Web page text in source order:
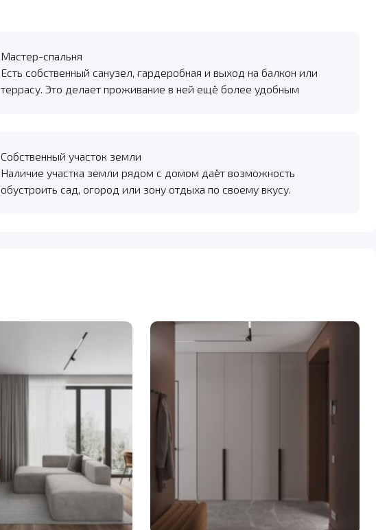
Мастер-спальня
Есть собственный санузел, гардеробная и выход на балкон или
террасу. Это делает проживание в ней ещё более удобным
Собственный участок земли
Наличие участка земли рядом с домом даёт возможность
обустроить сад, огород или зону отдыха по своему вкусу.